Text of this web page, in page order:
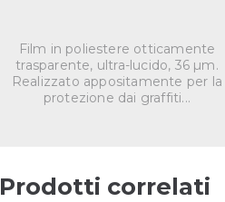
Film in poliestere otticamente
trasparente, ultra-lucido, 36 µm.
Realizzato appositamente per la
protezione dai graffiti...
Prodotti correlati